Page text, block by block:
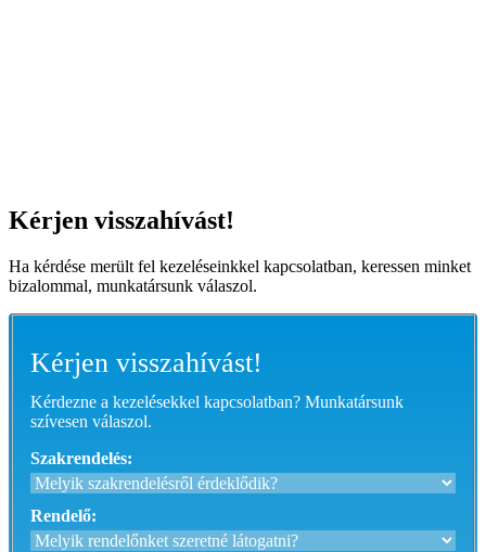
Kérjen visszahívást!
Ha kérdése merült fel kezeléseinkkel kapcsolatban, keressen minket
bizalommal, munkatársunk válaszol.
Kérjen visszahívást!
Kérdezne a kezelésekkel kapcsolatban? Munkatársunk
szívesen válaszol.
Szakrendelés:
Rendelő: